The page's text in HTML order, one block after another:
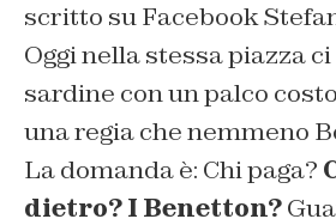
scritto su Facebook
Oggi nella stessa piazza
sardine con un palco
una regia che nemmeno
La domanda è: Chi paga?
dietro? I Benetton?